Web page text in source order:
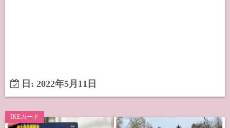
日: 2022年5月11日
IKEカード